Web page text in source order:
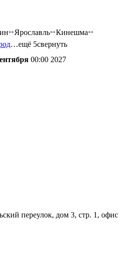
Ярославль
Кинешма
…ещё 5свернуть
00:00 2027
переулок, дом 3, стр. 1, офис